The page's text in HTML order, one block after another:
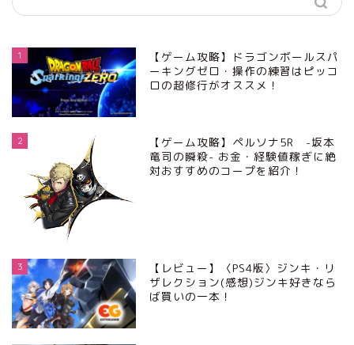
1
【ゲーム攻略】ドラゴンボールスパ
ーキングゼロ・操作の練習はピッコ
ロの超修行がオススメ！
2
【ゲーム攻略】ペルソナ5R -坂本
竜司の瞬殺- お金・経験値稼ぎに絶
対おすすめのコープを紹介！
3
【レビュー】〈PS4版〉ジンキ・リ
ザレクション(感想)ジンキ好きなら
ば買いの一本！